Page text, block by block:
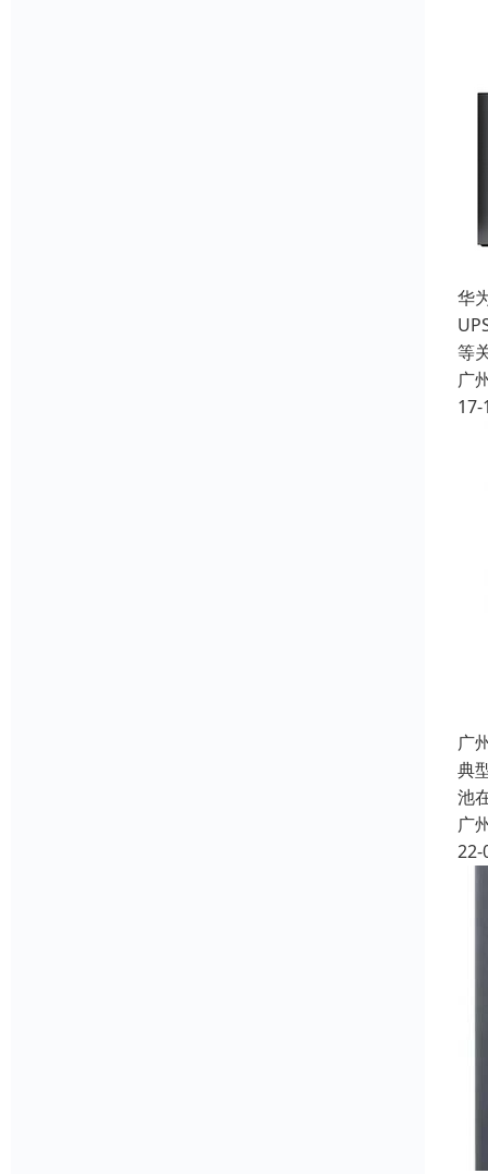
华
等
广
17-
广
典
池
广
22-